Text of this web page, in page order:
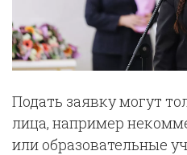
Подать заявку могут
лица, например
или образовательные